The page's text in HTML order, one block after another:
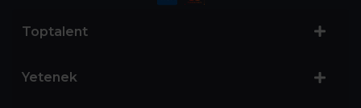
Toptalent
Yetenek